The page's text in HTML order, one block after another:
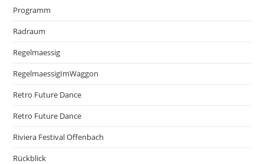
Programm
Radraum
Regelmaessig
RegelmaessigImWaggon
Retro Future Dance
Retro Future Dance
Riviera Festival Offenbach
Rückblick